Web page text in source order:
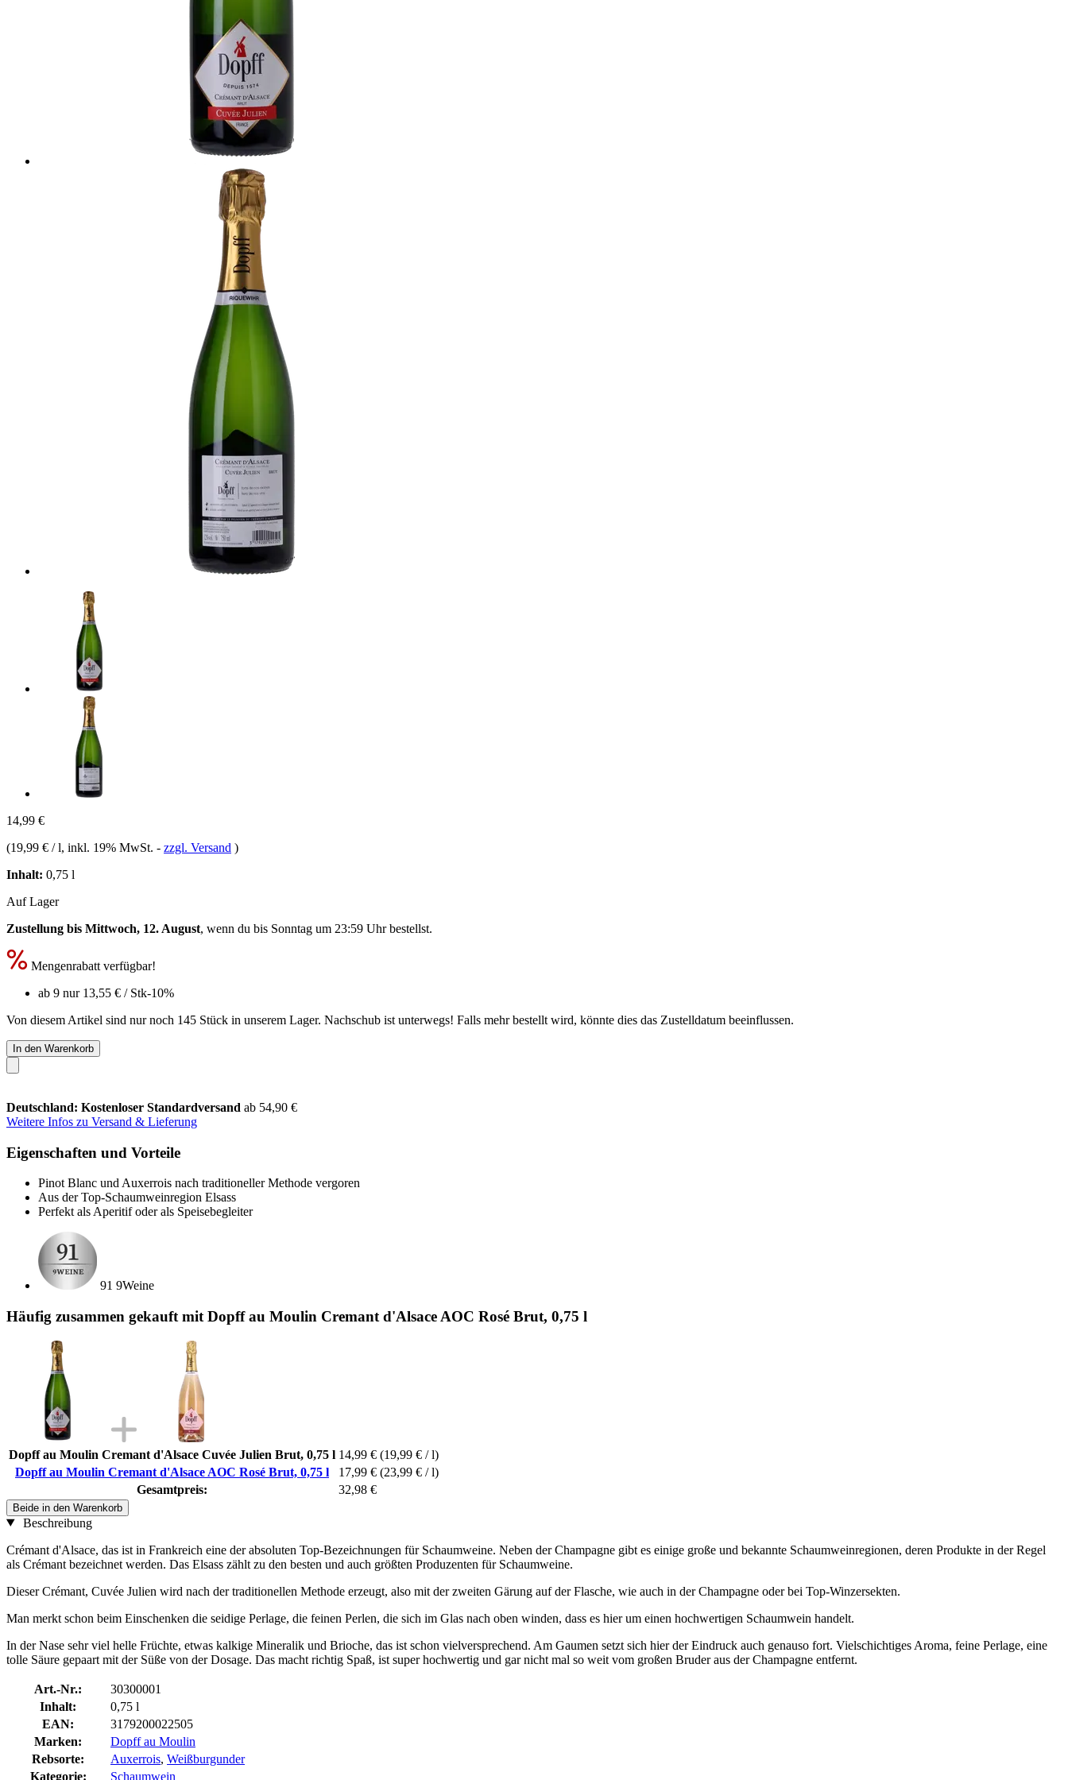
14,99 €
(19,99 € / l, inkl. 19% MwSt. - zzgl. Versand )
Inhalt: 0,75 l
Auf Lager
Zustellung bis Mittwoch, 12. August, wenn du bis Sonntag um 23:59 Uhrbestellst.
Mengenrabatt verfügbar!
ab 9 nur 13,55 € / Stk-10%
Von diesem Artikel sind nur noch 145 Stück in unserem Lager. Nachschub ist unterwegs! Falls mehr bestellt wird, könnte dies das Zustelldatum beeinflussen.
In den Warenkorb
Deutschland: Kostenloser Standardversand ab 54,90 €
Weitere Infos zu Versand & Lieferung
Eigenschaften und Vorteile
Pinot Blanc und Auxerrois nach traditioneller Methode vergoren
Aus der Top-Schaumweinregion Elsass
Perfekt als Aperitif oder als Speisebegleiter
91 9Weine
Häufig zusammen gekauft mit Dopff au Moulin Cremant d'Alsace AOC Rosé Brut, 0,75 l
Dopff au Moulin Cremant d'Alsace Cuvée Julien Brut, 0,75 l 14,99 € (19,99 € / l)
Dopff au Moulin Cremant d'Alsace AOC Rosé Brut, 0,75 l
17,99 € (23,99 € / l)
Gesamtpreis:
32,98 €
Beide in den Warenkorb
Beschreibung
Crémant d'Alsace, das ist in Frankreich eine der absoluten Top-Bezeichnungen für Schaumweine. Neben der Champagne gibt es einige große und bekannte Schaumweinregionen, deren Produkte in der Regel
als Crémant bezeichnet werden. Das Elsass zählt zu den besten und auch größten Produzenten für Schaumweine.
Dieser Crémant, Cuvée Julien wird nach der traditionellen Methode erzeugt, also mit der zweiten Gärung auf der Flasche, wie auch in der Champagne oder bei Top-Winzersekten.
Man merkt schon beim Einschenken die seidige Perlage, die feinen Perlen, die sich im Glas nach oben winden, dass es hier um einen hochwertigen Schaumwein handelt.
In der Nase sehr viel helle Früchte, etwas kalkige Mineralik und Brioche, das ist schon vielversprechend. Am Gaumen setzt sich hier der Eindruck auch genauso fort. Vielschichtiges Aroma, feine Perlage, eine
tolle Säure gepaart mit der Süße von der Dosage. Das macht richtig Spaß, ist super hochwertig und gar nicht mal so weit vom großen Bruder aus der Champagne entfernt.
Art.-Nr.:
30300001
Inhalt:
0,75 l
EAN:
3179200022505
Marken:
Dopff au Moulin
Rebsorte:
Auxerrois, Weißburgunder
Kategorie:
Schaumwein